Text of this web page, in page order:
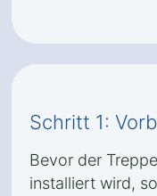
Schritt 1:
Bevor der
installiert wird,